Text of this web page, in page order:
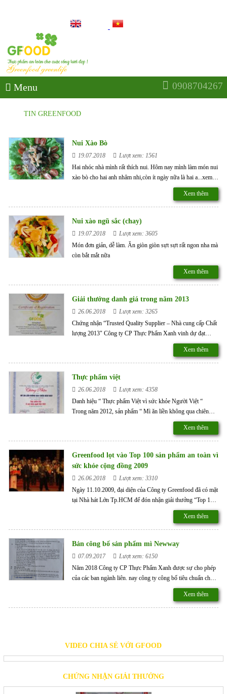
Menu 0908704267
TIN GREENFOOD
Nui Xào Bò
19.07.2018
Lượt xem: 1561
Hai nhóc nhà mình rất thích nui. Hôm nay mình làm món nui
xào bò cho hai anh nhâm nhi,còn ít ngày nữa là hai a...xem
Xem thêm
Nui xào ngũ sắc (chay)
19.07.2018
Lượt xem: 3605
Món đơn giản, dễ làm. Ăn giòn giòn sựt sựt rất ngon nha mà
còn bắt mắt nữa
Xem thêm
Giải thưởng danh giá trong năm 2013
26.06.2018
Lượt xem: 3265
Chứng nhận “Trusted Quality Supplier – Nhà cung cấp Chất
lượng 2013" Công ty CP Thực Phẩm Xanh vinh dự đạt
Chứng nhận “Trusted Quality Supplier – Nhà cung cấp Chất
lượng 2013" do Trung tâm Đánh giá chỉ số Tín nhiệm Châu
Á Thái Bình Dương khảo sát và Tổ chức chứng nhận NQA
(National Quality Assurance ) - Vương Quốc Anh giám sát
“Trusted Quality Supplier – Nhà cung cấp Chất lượng 2013"
là một thước đo chuẩn xác về chất lượng sản phẩm và dịch
vụ của Công ty CP Thực Phẩm Xanh để Qúy khách hàng có
thể yên tâm lựa chọn Nhà cung cấp sản phẩm, dịch vụ cho
Xem thêm
Thực phẩm việt
26.06.2018
Lượt xem: 4358
Danh hiệu “ Thực phẩm Việt vì sức khỏe Người Việt “
Trong năm 2012, sản phẩm “ Mì ăn liền không qua chiên
New Way “ vinh dự đạt danh hiệu “ Thực phẩm Việt vì sức
khỏe người Việt “ do Ủy ban Tiêu chuẩn Thực Phẩm Việt
Nam và Hội khoa học, công nghệ lương thực phẩm Việt
Nam tổ chức cấp. Danh hiệu “ Thực phẩm Việt vì sức khỏe
người Việt “ đạt được trên cơ sở do người tiêu dùng bình
đầu.
Xem thêm
Greenfood lọt vào Top 100 sản phẩm an toàn vì
sức khỏe cộng đồng 2009
26.06.2018
Lượt xem: 3310
Ngày 11.10.2009, đại diện của Công ty Greenfood đã có mặt
tại Nhà hát Lớn Tp.HCM để đón nhận giải thưởng “Top 100
sản phẩm an toàn vì sức khỏe cộng đồng 2009” cho 2 sản
Xem thêm
Bản công bố sản phẩm mì Newway
07.09.2017
Lượt xem: 6150
Năm 2018 Công ty CP Thực Phẩm Xanh được sự cho phép
của các ban ngành liên. nay công ty công bố tiêu chuẩn cho
các sản phẩm mì ăn liên không chiên Newway.
Xem thêm
VIDEO CHIA SẺ VỚI GFOOD
CHỨNG NHẬN GIẢI THƯỞNG